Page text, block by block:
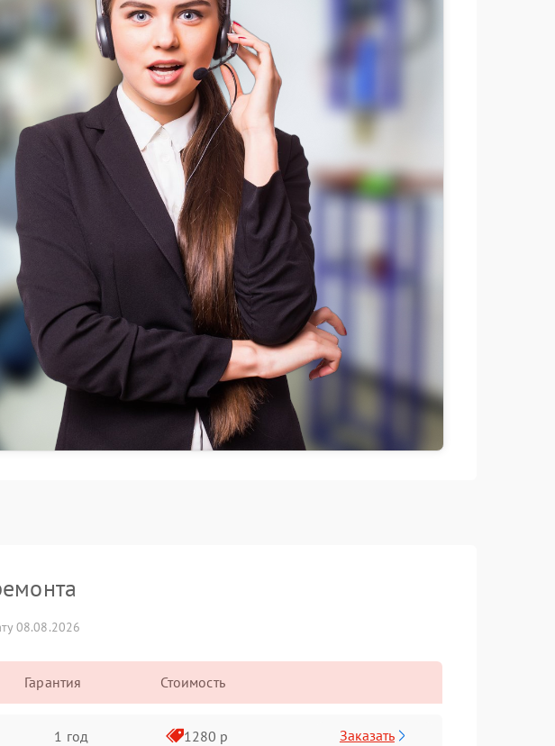
08.08.2026
Гарантия Стоимость
1 год 1280 р Заказать